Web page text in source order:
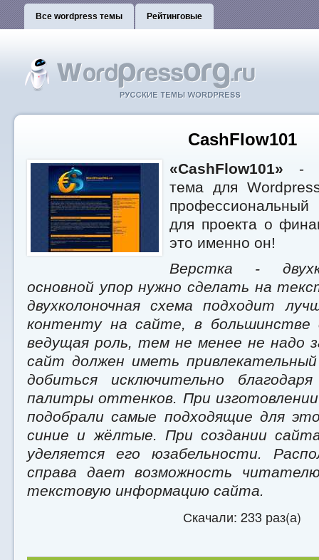
Все wordpress темы Рейтинговые
CashFlow101
«CashFlow101» -
тема для
для проекта о
это именно он!
Верстка -
основной упор нужно сделать на
двухколоночная схема подходит
контенту на сайте, в большинстве
ведущая роль, тем не менее не надо
сайт должен иметь
добиться исключительно
палитры оттенков. При
подобрали самые подходящие для
синие и жёлтые. При создании
уделяется его юзабельности.
справа дает возможность
текстовую информацию сайта.
Скачали: 233 раз(а)